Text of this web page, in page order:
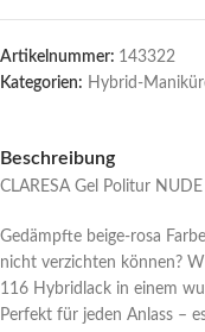
Artikelnummer: 143322
Kategorien: Hybrid-
Beschreibung
CLARESA Gel Politur
Gedämpfte beige-rosa
nicht verzichten können?
116 Hybridlack in einem
Perfekt für jeden Anlass –